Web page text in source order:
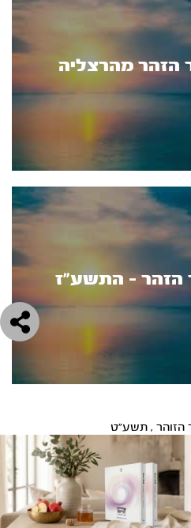
הזהר מהרצליה
הזהר - התשע"ז
הזוהר , תשע"ט